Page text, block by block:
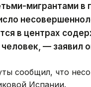
мигрантами в
в центрах
человек, — заявил
сообщил, что
Испании.